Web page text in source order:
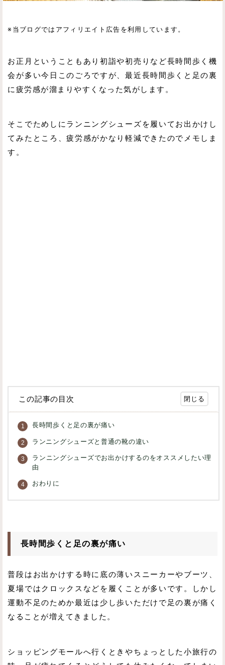
※当ブログではアフィリエイト広告を利用しています。
お正月ということもあり初詣や初売りなど長時間歩く機
会が多い今日このごろですが、最近長時間歩くと足の裏
に疲労感が溜まりやすくなった気がします。
そこでためしにランニングシューズを履いてお出かけし
てみたところ、疲労感がかなり軽減できたのでメモしま
す。
この記事の目次
長時間歩くと足の裏が痛い
ランニングシューズと普通の靴の違い
ランニングシューズでお出かけするのをオススメしたい理
由
おわりに
長時間歩くと足の裏が痛い
普段はお出かけする時に底の薄いスニーカーやブーツ、
夏場ではクロックスなどを履くことが多いです。しかし
運動不足のためか最近は少し歩いただけで足の裏が痛く
なることが増えてきました。
ショッピングモールへ行くときやちょっとした小旅行の